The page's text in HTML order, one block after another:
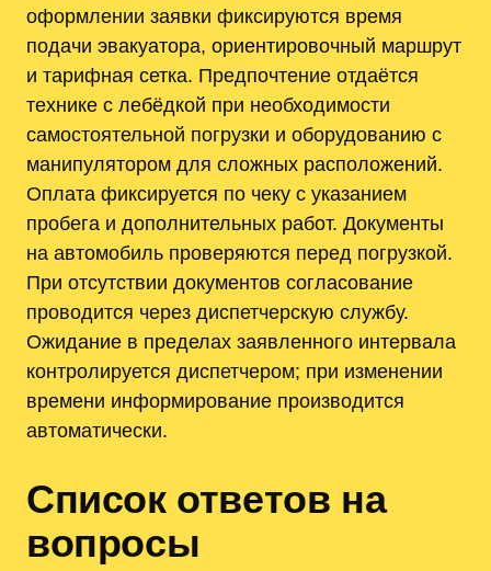
оформлении заявки фиксируются время
подачи эвакуатора, ориентировочный маршрут
и тарифная сетка. Предпочтение отдаётся
технике с лебёдкой при необходимости
самостоятельной погрузки и оборудованию с
манипулятором для сложных расположений.
Оплата фиксируется по чеку с указанием
пробега и дополнительных работ. Документы
на автомобиль проверяются перед погрузкой.
При отсутствии документов согласование
проводится через диспетчерскую службу.
Ожидание в пределах заявленного интервала
контролируется диспетчером; при изменении
времени информирование производится
автоматически.
Список ответов на
вопросы